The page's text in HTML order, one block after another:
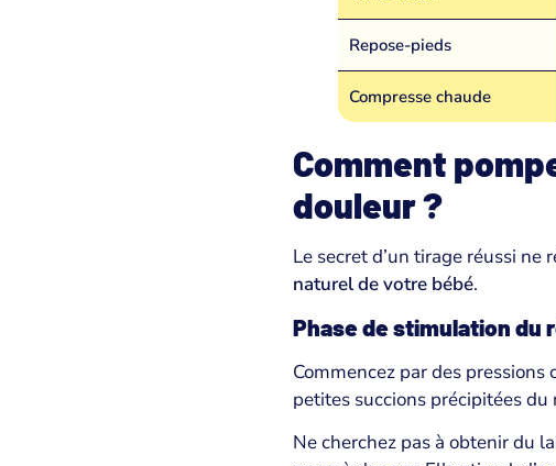
Repose-pieds
Compresse chaude
Comment
douleur ?
Le secret d’un tirage réussi ne
naturel de votre bébé.
Phase de stimulation du
Commencez par des
petites succions précipitées du
Ne cherchez pas à obtenir du